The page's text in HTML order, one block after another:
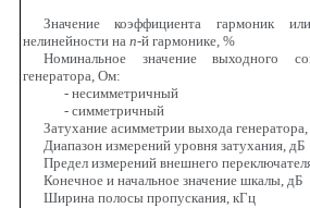
Значение коэффициента гармоник
нелинейности на n-й гармонике, %
Номинальное значение выходного
генератора, Ом:
- несимметричный
- симметричный
Затухание асимметрии выхода
Диапазон измерений уровня затухания, дБ
Предел измерений внешнего
Конечное и начальное значение шкалы, дБ
Ширина полосы пропускания, кГц